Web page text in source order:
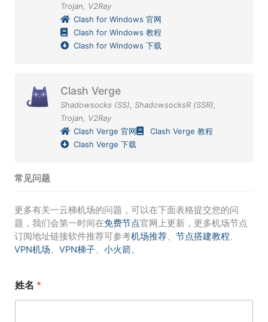
Trojan, V2Ray
Clash for Windows 官网
Clash for Windows 教程
Clash for Windows 下载
Clash Verge
Shadowsocks (SS), ShadowsocksR (SSR),
Trojan, V2Ray
Clash Verge 官网
Clash Verge 教程
Clash Verge 下载
常见问题
更多有关一云梯机场的问题，可以在下面表格提交您的问
题，我们会第一时间在免费节点官网上更新，更多机场节点
订阅地址链接软件推荐可参考机场推荐、 节点搭建教程、
VPN机场、 VPN梯子、 小火箭。
姓名 *